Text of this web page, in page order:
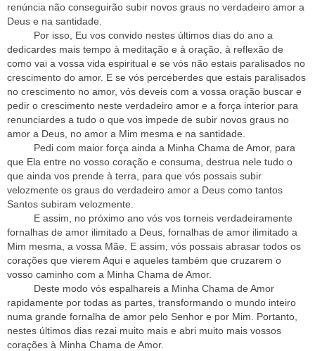
renúncia não conseguirão subir novos graus no verdadeiro amor a
Deus e na santidade.
Por isso, Eu vos convido nestes últimos dias do ano a
dedicardes mais tempo à meditação e à oração, à reflexão de
como vai a vossa vida espiritual e se vós não estais paralisados no
crescimento do amor. E se vós perceberdes que estais paralisados
no crescimento no amor, vós deveis com a vossa oração buscar e
pedir o crescimento neste verdadeiro amor e a força interior para
renunciardes a tudo o que vos impede de subir novos graus no
amor a Deus, no amor a Mim mesma e na santidade.
Pedi com maior força ainda a Minha Chama de Amor, para
que Ela entre no vosso coração e consuma, destrua nele tudo o
que ainda vos prende à terra, para que vós possais subir
velozmente os graus do verdadeiro amor a Deus como tantos
Santos subiram velozmente.
E assim, no próximo ano vós vos torneis verdadeiramente
fornalhas de amor ilimitado a Deus, fornalhas de amor ilimitado a
Mim mesma, a vossa Mãe. E assim, vós possais abrasar todos os
corações que vierem Aqui e aqueles também que cruzarem o
vosso caminho com a Minha Chama de Amor.
Deste modo vós espalhareis a Minha Chama de Amor
rapidamente por todas as partes, transformando o mundo inteiro
numa grande fornalha de amor pelo Senhor e por Mim. Portanto,
nestes últimos dias rezai muito mais e abri muito mais vossos
corações à Minha Chama de Amor.